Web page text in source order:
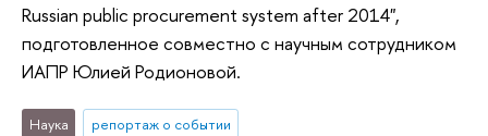
Russian public procurement system after 2014",
подготовленное совместно с научным сотрудником
ИАПР Юлией Родионовой.
Наука репортаж о событии